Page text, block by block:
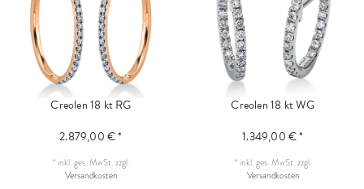
Creolen 18 kt RG
2.879,00 € *
* inkl. ges. MwSt.zzgl.
Versandkosten
Creolen 18 kt WG
1.349,00 € *
* inkl. ges. MwSt.zzgl.
Versandkosten